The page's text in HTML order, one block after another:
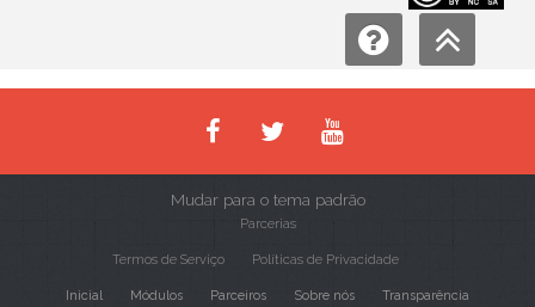
Mudar para o tema padrão
Parcerias
Termos de Serviço Políticas de Privacidade
Inicial Módulos Parceiros Sobre nós Transparência